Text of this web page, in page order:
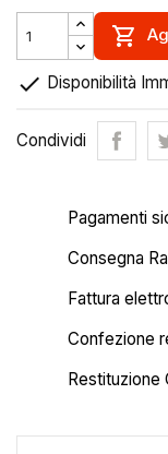

 Disponibilità
Condividi
Pagamenti
Consegna
Fattura
Confezione
Restituzione